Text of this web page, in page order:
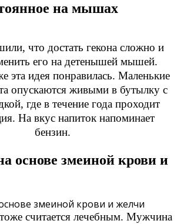
на мышах
что достать гекона сложно и
его на детенышей мышей.
эта идея понравилась. Маленькие
опускаются живыми в бутылку с
где в течение года проходит
На вкус напиток напоминает
бензин.
основе змеиной крови и
считается лечебным. Мужчина